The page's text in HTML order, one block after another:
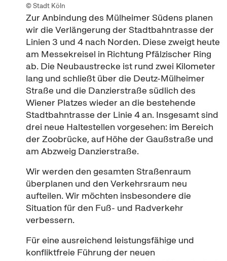
© Stadt Köln
Zur Anbindung des Mülheimer Südens planen
wir die Verlängerung der Stadtbahntrasse der
Linien 3 und 4 nach Norden. Diese zweigt heute
am Messekreisel in Richtung Pfälzischer Ring
ab. Die Neubaustrecke ist rund zwei Kilometer
lang und schließt über die Deutz-Mülheimer
Straße und die Danzierstraße südlich des
Wiener Platzes wieder an die bestehende
Stadtbahntrasse der Linie 4 an. Insgesamt sind
drei neue Haltestellen vorgesehen: im Bereich
der Zoobrücke, auf Höhe der Gaußstraße und
am Abzweig Danzierstraße.
Wir werden den gesamten Straßenraum
überplanen und den Verkehrsraum neu
aufteilen. Wir möchten insbesondere die
Situation für den Fuß- und Radverkehr
verbessern.
Für eine ausreichend leistungsfähige und
konfliktfreie Führung der neuen